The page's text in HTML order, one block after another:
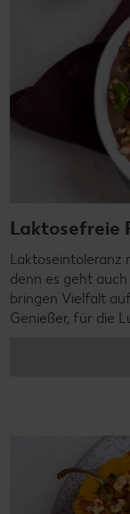
Laktosefreie
Laktoseintoleranz
denn es geht
bringen Vielfalt
Genießer, für die